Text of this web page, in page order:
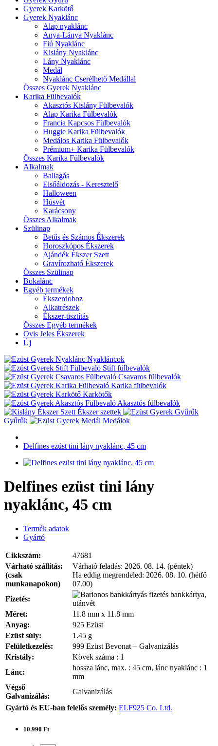
Gyerek Karkötő
Gyerek Nyaklánc
Alap nyaklánc
Anya-Lánya Nyaklánc
Fiú Nyaklánc
Kislány Nyaklánc
Lány Nyaklánc
Medál
Nyaklánc Cserélhető Medállal
Összes Gyerek Nyaklánc
Karika Fülbevalók
Akasztós Kislány Fülbevalók
Alap Karika Fülbevalók
Francia Kapcsos Fülbevalók
Huggie Karika Fülbevalók
Medálos Karika Fülbevalók
Prémium+ Karika Fülbevalók
Összes Karika Fülbevalók
Alkalmak
Ballagás
Elsőáldozás - Keresztelő
Halloween
Húsvét
Karácsony
Összes Alkalmak
Szülinap
Betűs és Számos Ékszerek
Horoszkópos Ékszerek
Ajándék Ékszer Szett
Gravírozható Ékszerek
Összes Szülinap
Bokalánc
Egyéb termékek
Ékszerdoboz
Alkatrészek
Ékszer-tisztítás
Összes Egyéb termékek
Ovis Jeles Ékszerek
Új
Nyakláncok
Stift fülbevalók
Csavaros fülbevalók
Karika fülbevalók
Karkötők
Akasztós fülbevalók
Ékszer szettek
Gyűrűk
Medálok
Delfines ezüst tini lány nyaklánc, 45 cm
Delfines ezüst tini lány
nyaklánc, 45 cm
Termék adatok
Gyártó
Cikkszám:
47681
Várható szállítás:
(csak
munkanapokon)
Várható feladás: 2026. 08. 14. (péntek)
Ha eddig megrendeled: 2026. 08. 10. (hétfő
07.00)
Fizetés:
bankkártya,
utánvét
Méret:
11.8 mm x 11.8 mm
Anyag:
925 Ezüst
Ezüst súly:
1.45 g
Felületkezelés:
999 Ezüst Bevonat + Galvanizálás
Kristály:
Kövek száma : 1
Lánc:
hossza lánc, max. : 45 cm, lánc nyaklánc : 1
mm
Végső
Galvanizálás:
Galvanizálás
Gyártó és EU-ban felelős személy: ELF925 Co. Ltd.
10.990 Ft